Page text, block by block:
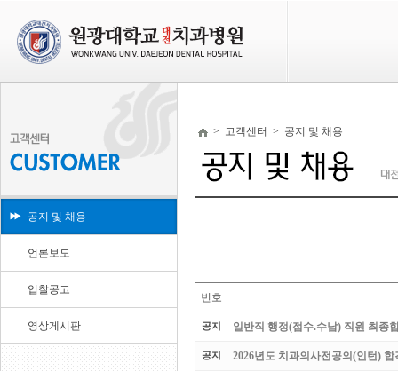
공지 및 채용
언론보도
입찰공고
영상게시판
> 고객센터 > 공지 및 채용
번호
공지 일반직 행정(접수.수납) 직원 최종
공지 2026년도 치과의사전공의(인턴) 합